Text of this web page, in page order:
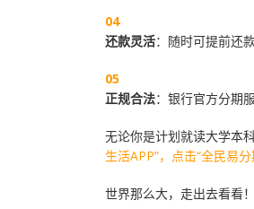
04
还款灵活：随时可提前还款
05
正规合法：银行官方分期服
无论你是计划就读大学本
生活APP”，点击“全民易
世界那么大，走出去看看